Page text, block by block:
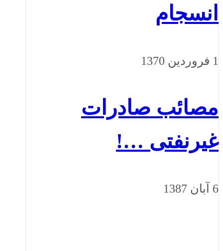
انسجام
1 فروردین 1370
مصائب صادرات
غيرنفتی …!
6 آبان 1387